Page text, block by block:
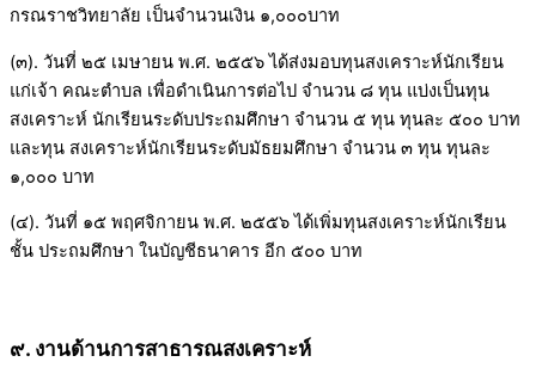
กรณราชวิทยาลัย เป็นจำนวนเงิน ๑,๐๐๐บาท
(๓). วันที่ ๒๕ เมษายน พ.ศ. ๒๕๕๖ ได้ส่งมอบทุนสงเคราะห์นักเรียน
แก่เจ้า คณะตำบล เพื่อดำเนินการต่อไป จำนวน ๘ ทุน แบ่งเป็นทุน
สงเคราะห์ นักเรียนระดับประถมศึกษา จำนวน ๕ ทุน ทุนละ ๕๐๐ บาท
และทุน สงเคราะห์นักเรียนระดับมัธยมศึกษา จำนวน ๓ ทุน ทุนละ
๑,๐๐๐ บาท
(๔). วันที่ ๑๕ พฤศจิกายน พ.ศ. ๒๕๕๖ ได้เพิ่มทุนสงเคราะห์นักเรียน
ชั้น ประถมศึกษา ในบัญชีธนาคาร อีก ๕๐๐ บาท
๙. งานด้านการสาธารณสงเคราะห์